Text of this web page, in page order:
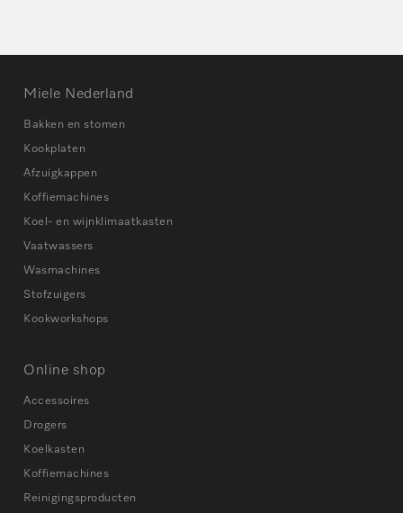
Miele Nederland
Bakken en stomen
Kookplaten
Afzuigkappen
Koffiemachines
Koel- en wijnklimaatkasten
Vaatwassers
Wasmachines
Stofzuigers
Kookworkshops
Online shop
Accessoires
Drogers
Koelkasten
Koffiemachines
Reinigingsproducten